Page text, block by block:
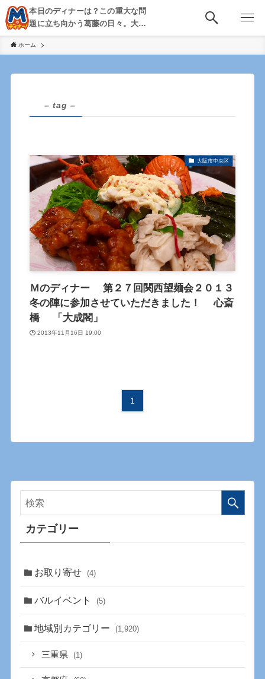
本日のディナーは？この重大な問
題に立ち向かう葛藤の日々。大
阪・京都・神戸を中心とした食べ
歩き、飲み歩きを綴る。
ホーム
– tag –
大阪市中央区
Ｍのディナー 第２７回関西望麺会２０１３
冬の陣に参加させていただきました！ 心斎
橋 「大成閣」
2013年11月16日 19:00
1
カテゴリー
お取り寄せ (4)
バルイベント (5)
地域別カテゴリー (1,920)
三重県 (1)